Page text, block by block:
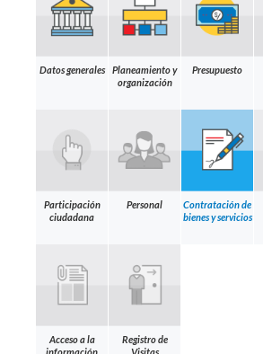
Datos generales
Planeamiento y
organización
Presupuesto
Participación
ciudadana
Personal
Contratación de
bienes y servicios
Acceso a la
información
Registro de
Visitas